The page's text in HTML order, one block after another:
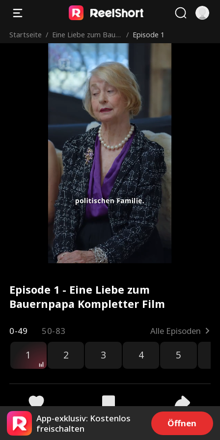
Startseite / Eine Liebe zum Bauer
npapa
/ Episode 1
Episode 1 - Eine Liebe zum
Bauernpapa Kompletter Film
0-49 50-83 Alle Episoden
1 2 3 4 5
46.9k 69.2k Teilen
App-exklusiv: Kostenlos
freischalten
Öffnen